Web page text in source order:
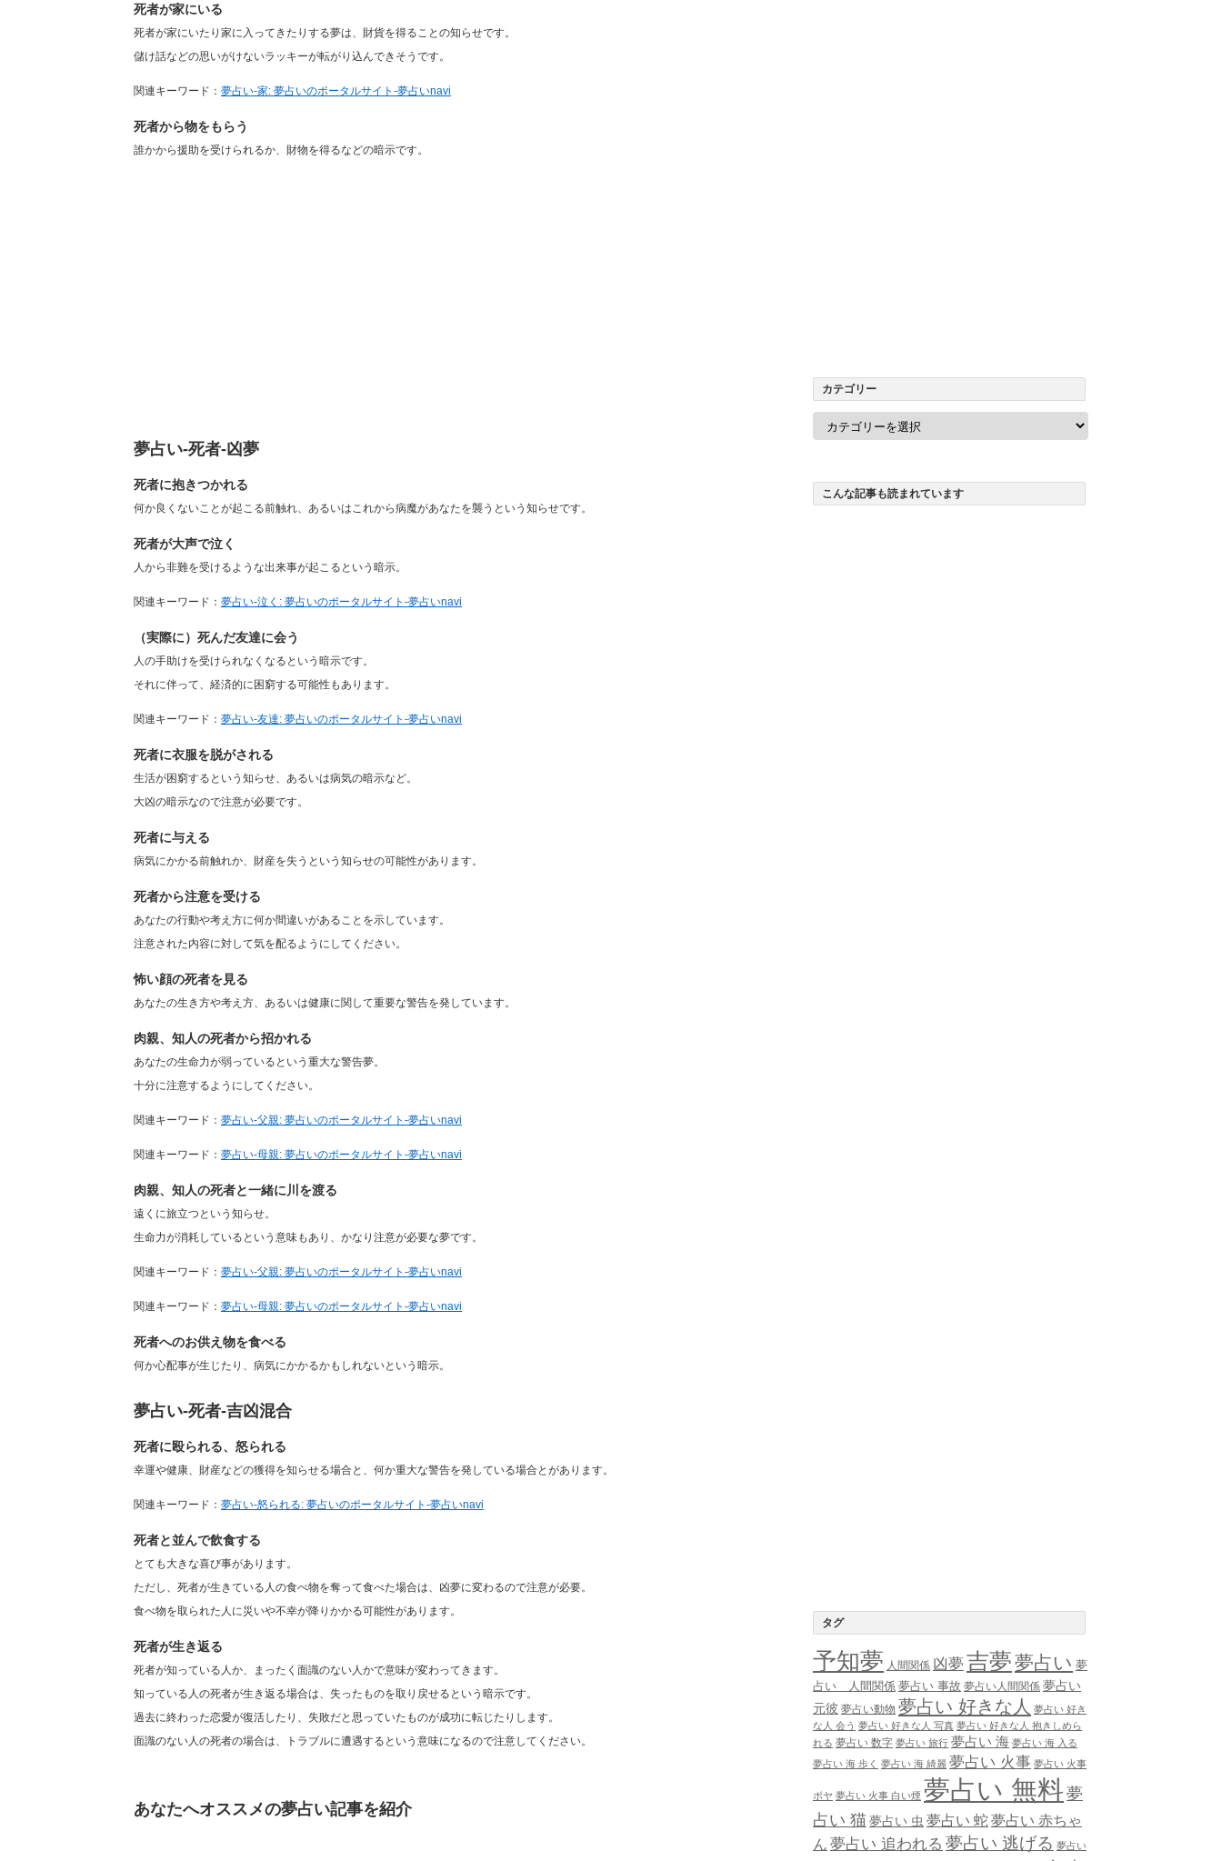
死者が家にいる
死者が家にいたり家に入ってきたりする夢は、財貨を得ることの知らせです。
儲け話などの思いがけないラッキーが転がり込んできそうです。
関連キーワード： 夢占い-家: 夢占いのポータルサイト-夢占いnavi
死者から物をもらう
誰かから援助を受けられるか、財物を得るなどの暗示です。
夢占い-死者-凶夢
死者に抱きつかれる
何か良くないことが起こる前触れ、あるいはこれから病魔があなたを襲うという知らせです。
死者が大声で泣く
人から非難を受けるような出来事が起こるという暗示。
関連キーワード： 夢占い-泣く: 夢占いのポータルサイト-夢占いnavi
（実際に）死んだ友達に会う
人の手助けを受けられなくなるという暗示です。
それに伴って、経済的に困窮する可能性もあります。
関連キーワード： 夢占い-友達: 夢占いのポータルサイト-夢占いnavi
死者に衣服を脱がされる
生活が困窮するという知らせ、あるいは病気の暗示など。
大凶の暗示なので注意が必要です。
死者に与える
病気にかかる前触れか、財産を失うという知らせの可能性があります。
死者から注意を受ける
あなたの行動や考え方に何か間違いがあることを示しています。
注意された内容に対して気を配るようにしてください。
怖い顔の死者を見る
あなたの生き方や考え方、あるいは健康に関して重要な警告を発しています。
肉親、知人の死者から招かれる
あなたの生命力が弱っているという重大な警告夢。
十分に注意するようにしてください。
関連キーワード： 夢占い-父親: 夢占いのポータルサイト-夢占いnavi
関連キーワード： 夢占い-母親: 夢占いのポータルサイト-夢占いnavi
肉親、知人の死者と一緒に川を渡る
遠くに旅立つという知らせ。
生命力が消耗しているという意味もあり、かなり注意が必要な夢です。
関連キーワード： 夢占い-父親: 夢占いのポータルサイト-夢占いnavi
関連キーワード： 夢占い-母親: 夢占いのポータルサイト-夢占いnavi
死者へのお供え物を食べる
何か心配事が生じたり、病気にかかるかもしれないという暗示。
夢占い-死者-吉凶混合
死者に殴られる、怒られる
幸運や健康、財産などの獲得を知らせる場合と、何か重大な警告を発している場合とがあります。
関連キーワード： 夢占い-怒られる: 夢占いのポータルサイト-夢占いnavi
死者と並んで飲食する
とても大きな喜び事があります。
ただし、死者が生きている人の食べ物を奪って食べた場合は、凶夢に変わるので注意が必要。
食べ物を取られた人に災いや不幸が降りかかる可能性があります。
死者が生き返る
死者が知っている人か、まったく面識のない人かで意味が変わってきます。
知っている人の死者が生き返る場合は、失ったものを取り戻せるという暗示です。
過去に終わった恋愛が復活したり、失敗だと思っていたものが成功に転じたりします。
面識のない人の死者の場合は、トラブルに遭遇するという意味になるので注意してください。
あなたへオススメの夢占い記事を紹介
カテゴリー
カ
ー
こんな記事も読まれています
タグ
予知夢 人間関係 凶夢 吉夢夢占い 夢
占い 人間関係 夢占い 事故 夢占い人間関係 夢占い
元彼 夢占い動物 夢占い 好きな人 夢占い 好き
な人 会う 夢占い 好きな人 写真 夢占い 好きな人 抱きしめら
れる 夢占い 数字 夢占い 旅行 夢占い 海 夢占い 海 入る
夢占い 海 歩く 夢占い 海 綺麗 夢占い 火事 夢占い 火事
ボヤ 夢占い 火事 白い煙 夢占い 無料 夢
占い 猫夢占い 虫 夢占い 蛇夢占い 赤ちゃ
ん 夢占い 追われる 夢占い 逃げる 夢占い